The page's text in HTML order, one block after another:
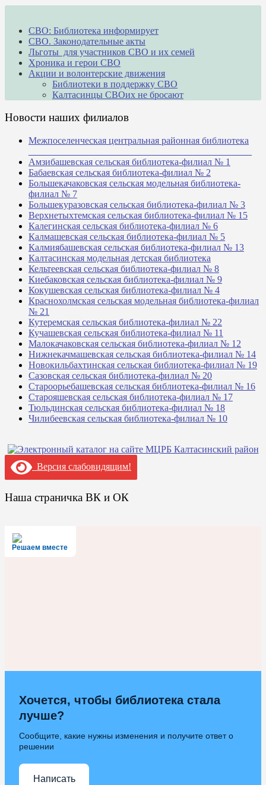
СВО: Библиотека информирует
СВО. Законодательные акты
Льготы для участников СВО и их семей
Хроника и герои СВО
Акции и волонтерские движения
Библиотеки в поддержку СВО
Калтасинцы СВОих не бросают
Новости наших филиалов
Межпоселенческая центральная районная библиотека
Амзибашевская сельская библиотека-филиал № 1
Бабаевская сельская библиотека-филиал № 2
Большекачаковская сельская модельная библиотека-
филиал № 7
Большекуразовская сельская библиотека-филиал № 3
Верхнетыхтемская сельская библиотека-филиал № 15
Калегинская сельская библиотека-филиал № 6
Калмашевская сельская библиотека-филиал № 5
Калмиябашевская сельская библиотека-филиал № 13
Калтасинская модельная детская библиотека
Кельтеевская сельская библиотека-филиал № 8
Киебаковская сельская библиотека-филиал № 9
Кокушевская сельская библиотека-филиал № 4
Краснохолмская сельская модельная библиотека-филиал
№ 21
Кутеремская сельская библиотека-филиал № 22
Кучашевская сельская библиотека-филиал № 11
Малокачаковская сельская библиотека-филиал № 12
Нижнекачмашевская сельская библиотека-филиал № 14
Новокильбахтинская сельская библиотека-филиал № 19
Сазовская сельская библиотека-филиал № 20
Староорьебашевская сельская библиотека-филиал № 16
Старояшевская сельская библиотека-филиал № 17
Тюльдинская сельская библиотека-филиал № 18
Чилибеевская сельская библиотека-филиал № 10
Версия слабовидящим!
Наша страничка ВК и ОК
Решаем вместе
Хочется, чтобы библиотека стала
лучше?
Сообщите, какие нужны изменения и получите ответ о
решении
Написать